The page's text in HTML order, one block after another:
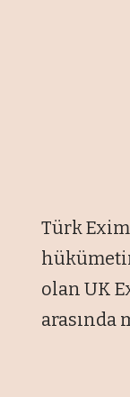
Türk
olan UK
arasında